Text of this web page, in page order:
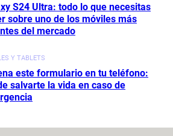
S24 Ultra: todo lo que necesitas
sobre uno de los móviles más
del mercado
Y TABLETS
este formulario en tu teléfono:
salvarte la vida en caso de